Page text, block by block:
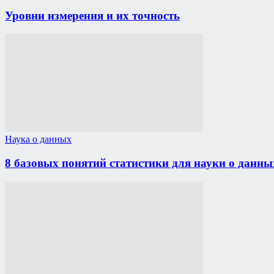
Уровни измерения и их точность
Наука о данных
8 базовых понятий статистики для науки о